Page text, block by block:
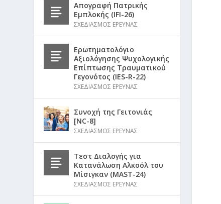
Απογραφή Πατρικής
Εμπλοκής (IFI-26)
ΣΧΕΔΙΑΣΜΟΣ ΕΡΕΥΝΑΣ
Ερωτηματολόγιο
Αξιολόγησης Ψυχολογικής
Επίπτωσης Τραυματικού
Γεγονότος (IES-R-22)
ΣΧΕΔΙΑΣΜΟΣ ΕΡΕΥΝΑΣ
Συνοχή της Γειτονιάς
[NC-8]
ΣΧΕΔΙΑΣΜΟΣ ΕΡΕΥΝΑΣ
Τεστ Διαλογής για
Κατανάλωση Αλκοόλ του
Μίσιγκαν (MAST-24)
ΣΧΕΔΙΑΣΜΟΣ ΕΡΕΥΝΑΣ